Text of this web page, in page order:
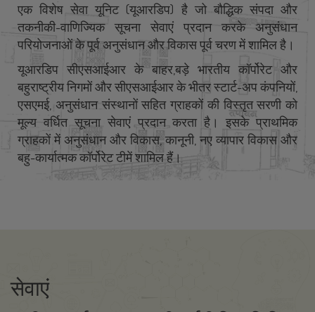
एक विशेष सेवा यूनिट (यूआरडिप) है जो बौद्धिक संपदा और
तकनीकी-वाणिज्यिक सूचना सेवाएं प्रदान करके अनुसंधान
परियोजनाओं के पूर्व अनुसंधान और विकास पूर्व चरण में शामिल है।
यूआरडिप सीएसआईआर के बाहर,बड़े भारतीय कॉर्पोरेट और
बहुराष्ट्रीय निगमों और सीएसआईआर के भीतर स्टार्ट-अप कंपनियों,
एसएमई, अनुसंधान संस्थानों सहित ग्राहकों की विस्तृत सरणी को
मूल्य वर्धित सूचना सेवाएं प्रदान करता है। इसके प्राथमिक
ग्राहकों में अनुसंधान और विकास, कानूनी, नए व्यापार विकास और
बहु-कार्यात्मक कॉर्पोरेट टीमें शामिल हैं।
सेवाएं